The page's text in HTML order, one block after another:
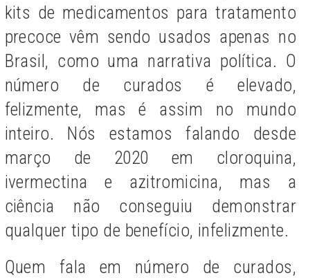
kits de medicamentos para tratamento
precoce vêm sendo usados apenas no
Brasil, como uma narrativa política. O
número de curados é elevado,
felizmente, mas é assim no mundo
inteiro. Nós estamos falando desde
março de 2020 em cloroquina,
ivermectina e azitromicina, mas a
ciência não conseguiu demonstrar
qualquer tipo de benefício, infelizmente.
Quem fala em número de curados,